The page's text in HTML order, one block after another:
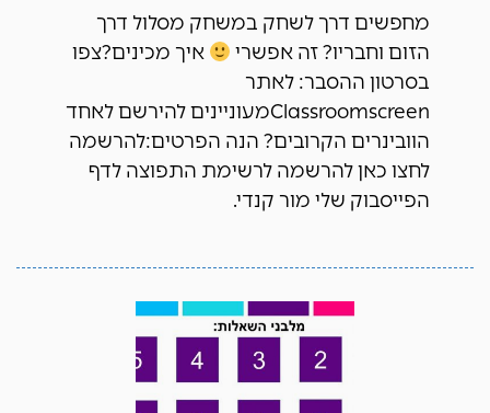
מחפשים דרך לשחק במשחק מסלול דרך
הזום וחבריו? זה אפשרי
איך מכינים?צפו
בסרטון ההסבר: לאתר
Classroomscreenמעוניינים להירשם לאחד
הוובינרים הקרובים? הנה הפרטים:להרשמה
לחצו כאן להרשמה לרשימת התפוצה לדף
הפייסבוק שלי מור קנדי.